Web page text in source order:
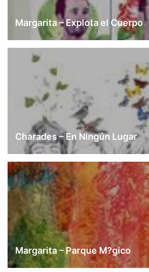
Margarita – Explota el Cuerpo
Charades – En Ningún Lugar
Margarita – Parque M?gico